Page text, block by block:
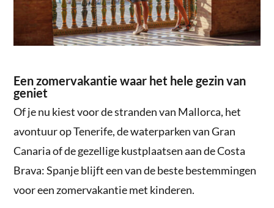
Een zomervakantie waar het hele gezin van
geniet
Of je nu kiest voor de stranden van Mallorca, het
avontuur op Tenerife, de waterparken van Gran
Canaria of de gezellige kustplaatsen aan de Costa
Brava: Spanje blijft een van de beste bestemmingen
voor een zomervakantie met kinderen.